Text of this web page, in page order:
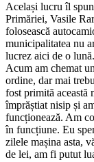
Același lucru îl
Primăriei, Vasile
folosească
municipalitatea nu
lucrez aici de o
Acum am chemat
ordine, dar mai
fost primită această
împrăștiat nisip și
funcționează. Am
în funcțiune. Eu
zilele mașina asta,
de lei, am fi putut